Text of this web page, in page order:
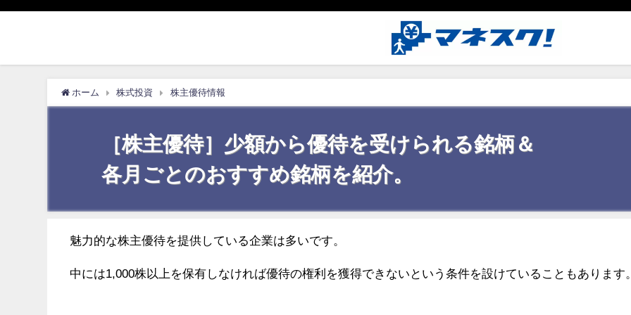
ホーム 株式投資 株主優待情報
［株主優待］少額から優待を受けられる銘柄＆
各月ごとのおすすめ銘柄を紹介。
魅力的な株主優待を提供している企業は多いです。
中には1,000株以上を保有しなければ優待の権利を獲得できないという条件を設けていることもあります